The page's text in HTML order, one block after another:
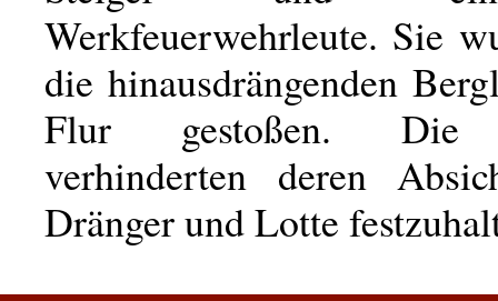
Werkfeuerwehrleute. Sie
die hinausdrängenden
Flur gestoßen. Die
verhinderten deren
Dränger und Lotte